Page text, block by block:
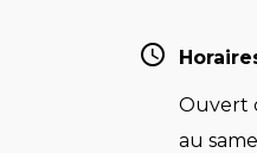
Ouvert
au